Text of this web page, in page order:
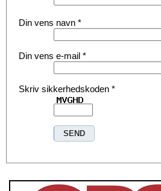
Din vens navn *
Din vens e-mail *
Skriv sikkerhedskoden *